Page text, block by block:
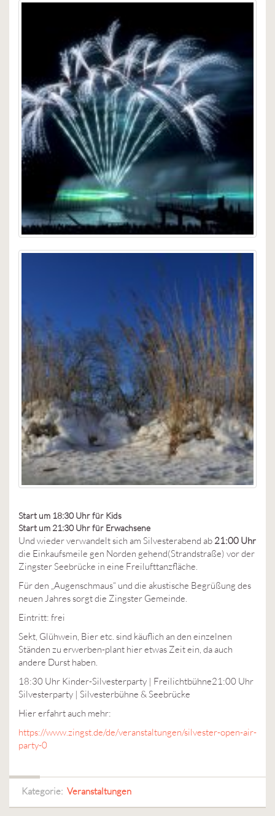
Start um 18:30 Uhr für Kids
Start um 21:30 Uhr für Erwachsene
Und wieder verwandelt sich am Silvesterabend ab 21:00 Uhr
die Einkaufsmeile gen Norden gehend(Strandstraße) vor der
Zingster Seebrücke in eine Freilufttanzfläche.
Für den „Augenschmaus“ und die akustische Begrüßung des
neuen Jahres sorgt die Zingster Gemeinde.
Eintritt: frei
Sekt, Glühwein, Bier etc. sind käuflich an den einzelnen
Ständen zu erwerben-plant hier etwas Zeit ein, da auch
andere Durst haben.
18:30 Uhr Kinder-Silvesterparty | Freilichtbühne21:00 Uhr
Silvesterparty | Silvesterbühne & Seebrücke
Hier erfahrt auch mehr:
https://www.zingst.de/de/veranstaltungen/silvester-open-air-
party-0
Kategorie: Veranstaltungen